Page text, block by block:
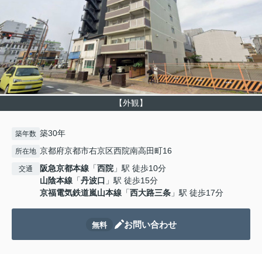
【外観】
築年数 築30年
所在地 京都府京都市右京区西院南高田町16
交通 阪急京都本線 「西院 」駅 徒歩10分
山陰本線 「丹波口 」駅 徒歩15分
京福電気鉄道嵐山本線 「西大路三条 」駅 徒歩17分
無料 お問い合わせ